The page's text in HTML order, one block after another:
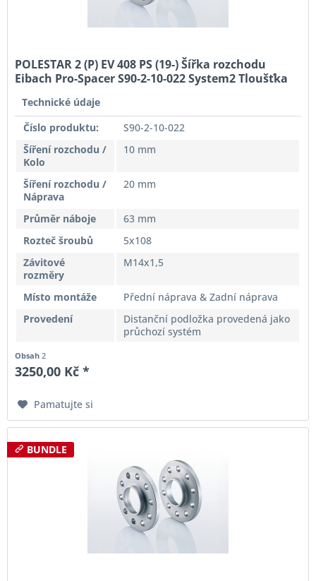
POLESTAR 2 (P) EV 408 PS (19-) Šířka rozchodu
Eibach Pro-Spacer S90-2-10-022 System2 Tloušťka
Technické údaje
Číslo produktu:
S90-2-10-022
Šíření rozchodu /
Kolo
10 mm
Šíření rozchodu /
Náprava
20 mm
Průměr náboje
63 mm
Rozteč šroubů
5x108
Závitové
rozměry
M14x1,5
Místo montáže
Přední náprava & Zadní náprava
Provedení
Distanční podložka provedená jako
průchozí systém
Obsah 2
3250,00 Kč *
Pamatujte si
BUNDLE